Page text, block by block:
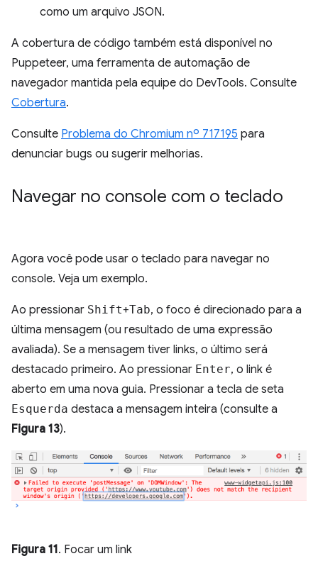
como um arquivo JSON.
A cobertura de código também está disponível no
Puppeteer, uma ferramenta de automação de
navegador mantida pela equipe do DevTools. Consulte
Cobertura.
Consulte Problema do Chromium nº 717195 para
denunciar bugs ou sugerir melhorias.
Navegar no console com o teclado
Agora você pode usar o teclado para navegar no
console. Veja um exemplo.
Ao pressionar Shift+Tab, o foco é direcionado para a
última mensagem (ou resultado de uma expressão
avaliada). Se a mensagem tiver links, o último será
destacado primeiro. Ao pressionar Enter, o link é
aberto em uma nova guia. Pressionar a tecla de seta
Esquerda destaca a mensagem inteira (consulte a
Figura 13).
Figura 11. Focar um link